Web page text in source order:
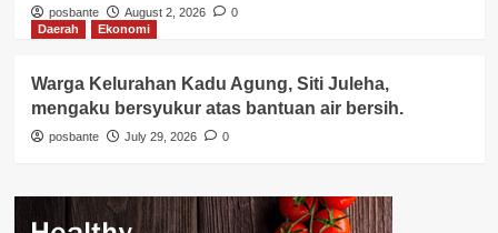
posbante August 2, 2026
0
Daerah
Ekonomi
Warga Kelurahan Kadu Agung, Siti Juleha,
mengaku bersyukur atas bantuan air bersih.
posbante July 29, 2026 0